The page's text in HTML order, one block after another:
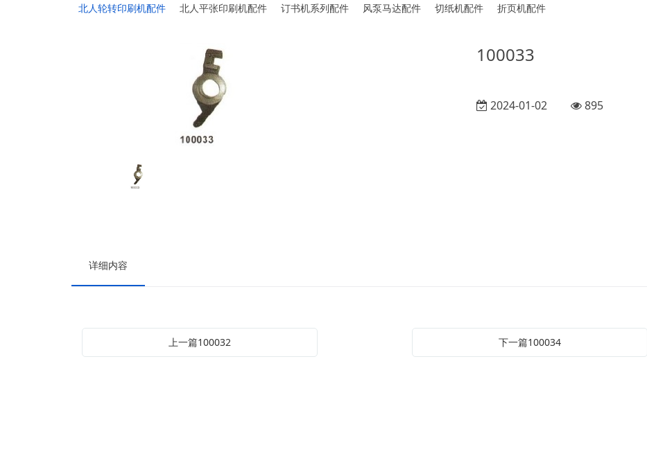
北人轮转印刷机配件 北人平张印刷机配件 订书机系列配件 风泵马达配件 切纸机配件 折页机配件
100033
2024-01-02 895
详细内容
上一篇100032 下一篇100034